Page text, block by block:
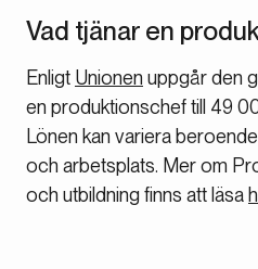
Vad tjänar en
Enligt Unionen uppgår den
en produktionschef till 49
Lönen kan variera
och arbetsplats. Mer om
och utbildning finns att läsa